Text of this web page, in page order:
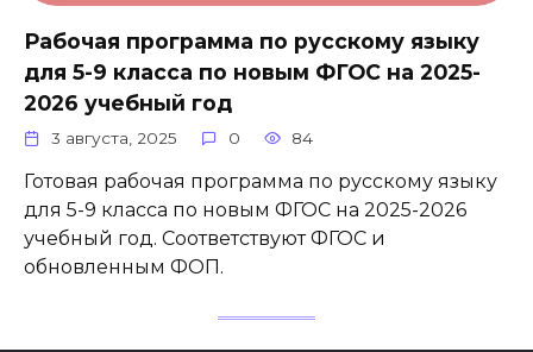
Рабочая программа по русскому языку
для 5-9 класса по новым ФГОС на 2025-
2026 учебный год
3 августа, 2025 0 84
Готовая рабочая программа по русскому языку
для 5-9 класса по новым ФГОС на 2025-2026
учебный год. Соответствуют ФГОС и
обновленным ФОП.